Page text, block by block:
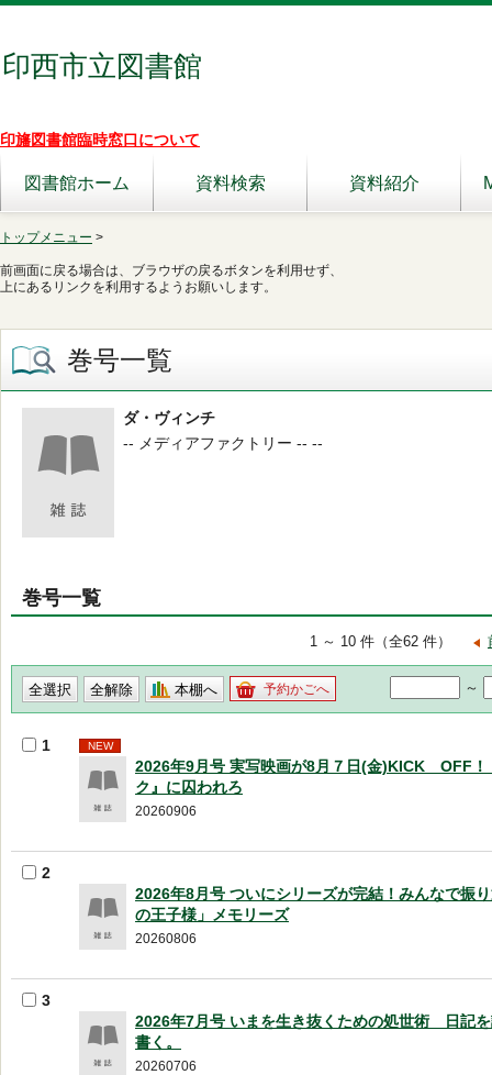
印西市立図書館
印旛図書館臨時窓口について
図書館ホーム 資料検索 資料紹介
トップメニュー >
前画面に戻る場合は、ブラウザの戻るボタンを利用せず、
上にあるリンクを利用するようお願いします。
巻号一覧
ダ・ヴィンチ
-- メディアファクトリー -- --
巻号一覧
1 ～ 10 件（全62 件）
本棚へ 予約かごへ ～
1 NEW
2026年9月号 実写映画が8月７日(金)KICK OFF！
ク』に囚われろ
20260906
2
2026年8月号 ついにシリーズが完結！みんなで振
の王子様」メモリーズ
20260806
3
2026年7月号 いまを生き抜くための処世術 日記
書く。
20260706